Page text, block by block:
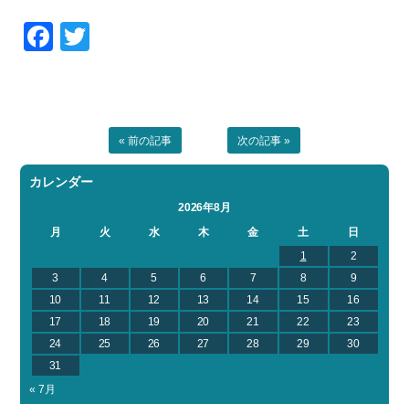
Facebook
« 前の記事 次の記事 »
カレンダー
2026年8月
月
火 水 木 金 土
日
1
2
3
4 5 6 7 8
9
10
11 12 13 14 15
16
17
18 19 20 21 22
23
24
25 26 27 28 29
30
31
« 7月